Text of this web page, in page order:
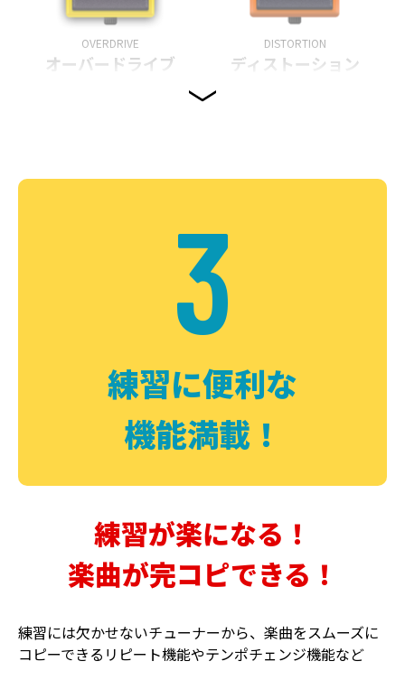
OVERDRIVE
オーバードライブ
DISTORTION
ディストーション
DELAY PHASER
3
練習に便利な
機能満載！
練習が楽になる！
楽曲が完コピできる！
練習には欠かせないチューナーから、楽曲をスムーズに
コピーできるリピート機能やテンポチェンジ機能など